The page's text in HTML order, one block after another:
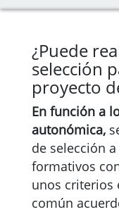
¿Puede
selección
proyecto
En función a
autonómica,
de selección
formativos
unos criterios
común